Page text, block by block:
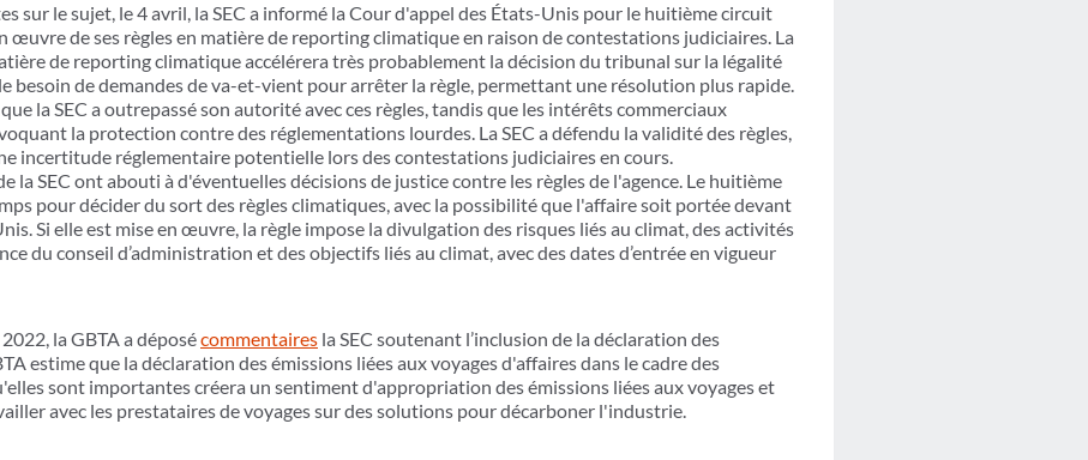
sur le sujet, le 4 avril, la SEC a informé la Cour d'appel des États-Unis pour le huitième circuit
œuvre de ses règles en matière de reporting climatique en raison de contestations judiciaires. La
de reporting climatique accélérera très probablement la décision du tribunal sur la légalité
besoin de demandes de va-et-vient pour arrêter la règle, permettant une résolution plus rapide.
la SEC a outrepassé son autorité avec ces règles, tandis que les intérêts commerciaux
la protection contre des réglementations lourdes. La SEC a défendu la validité des règles,
incertitude réglementaire potentielle lors des contestations judiciaires en cours.
la SEC ont abouti à d'éventuelles décisions de justice contre les règles de l'agence. Le huitième
pour décider du sort des règles climatiques, avec la possibilité que l'affaire soit portée devant
Si elle est mise en œuvre, la règle impose la divulgation des risques liés au climat, des activités
du conseil d’administration et des objectifs liés au climat, avec des dates d’entrée en vigueur
la GBTA a déposécommentaires la SEC soutenant l’inclusion de la déclaration des
estime que la déclaration des émissions liées aux voyages d'affaires dans le cadre des
sont importantes créera un sentiment d'appropriation des émissions liées aux voyages et
avec les prestataires de voyages sur des solutions pour décarboner l'industrie.